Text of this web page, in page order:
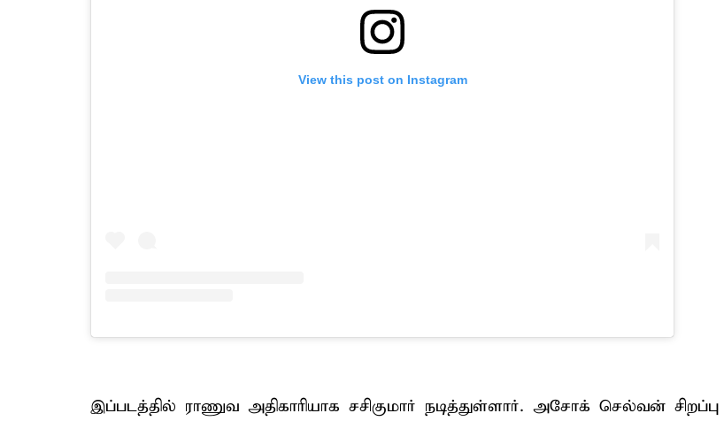
View this post on Instagram
இப்படத்தில் ராணுவ அதிகாரியாக சசிகுமார் நடித்துள்ளார். அசோக் செல்வன் சிறப்பு